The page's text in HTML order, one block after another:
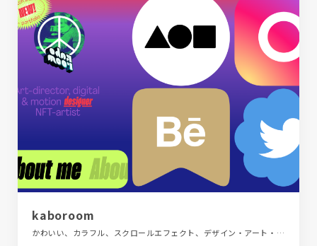
kaboroom
かわいい、カラフル、スクロールエフェクト、デザイン・アート・音楽・文芸、ポップ、ポートフォリオ、モーション多め、動画が流れる、海外サイト